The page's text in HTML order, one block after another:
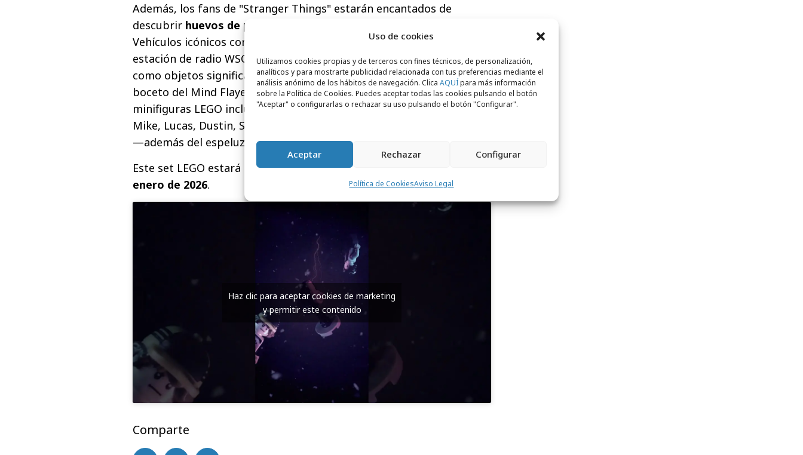
Uso de cookies
Utilizamos cookies propias y de terceros con fines técnicos, de personalización,
analíticos y para mostrarte publicidad relacionada con tus preferencias mediante el
análisis anónimo de los hábitos de navegación. Clica AQUÍpara más información
sobre la Política de Cookies. Puedes aceptar todas las cookies pulsando el botón
"Aceptar" o configurarlas o rechazar su uso pulsando el botón "Configurar".
Aceptar Rechazar Configurar
Política de CookiesAviso Legal
Además, los fans de "Stranger Things" estarán encantados de
descubrir huevos de pascua
Vehículos icónicos como el coche de Steve, la furgoneta de la
estación de radio WSQK y la bicicleta de Will están incluidos, así
como objetos significativos como la cinta de casete de Max y el
boceto del Mind Flayer de Henry. Y, por supuesto, la alineación de
minifiguras LEGO incluye a todo el equipo de Hawkins: Eleven, Will,
Mike, Lucas, Dustin, Steve, Nancy, Robin, Jonathan, Max y hasta Holly
—además del espeluznante Mr. Whatsit y, por supuesto, Vecna.
Este set LEGO estará disponible para su compra a partir del
enero de 2026.
Haz clic para aceptar cookies de marketing
y permitir este contenido
Comparte